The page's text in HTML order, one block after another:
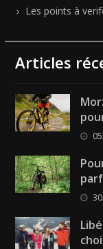
Les points à
Articles